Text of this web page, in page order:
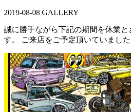
2019-08-08 GALLERY
誠に勝手ながら下記の期間を休業
す。 ご来店をご予定頂いていまし